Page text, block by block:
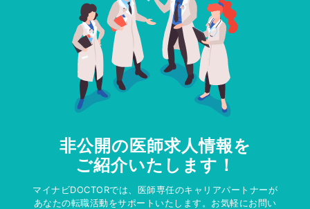
非公開の医師求人情報を
ご紹介いたします！
マイナビDOCTORでは、医師専任のキャリアパートナーが
あなたの転職活動をサポートいたします。お気軽にお問い